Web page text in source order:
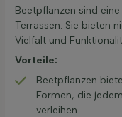
Beetpflanzen sind
Terrassen. Sie bieten
Vielfalt und
Vorteile:
Beetpflanzen
Formen, die
verleihen.